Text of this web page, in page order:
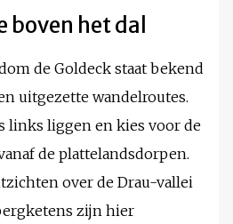
boven het dal
de Goldeck staat bekend
uitgezette wandelroutes.
links liggen en kies voor de
de plattelandsdorpen.
over de Drau-vallei
zijn hier